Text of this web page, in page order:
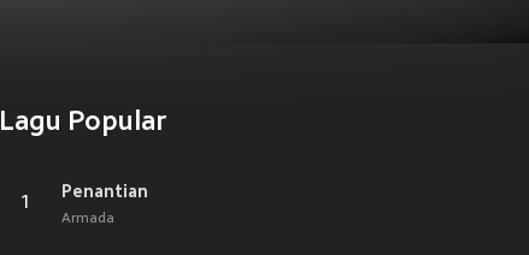
Lagu Popular
1
Penantian
Armada